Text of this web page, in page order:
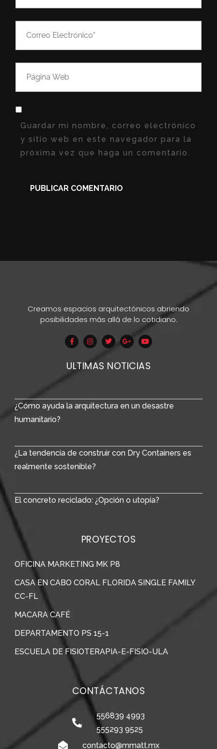
Guardar mi nombre, correo electrónico
y sitio web en este navegador para la
próxima vez que haga un comentario.
Creamos espacios arquitectónicos abriendo
posibilidades más allá de lo cotidiano.
ULTIMAS NOTICIAS
¿Cómo ayuda la arquitectura en un desastre
humanitario?
¿La tendencia de construir con Dry Containers es
realmente sostenible?
El concreto reciclado: ¿Opción o utopía?
PROYECTOS
OFICINA MARKETING MK P8
CASA EN CABO CORAL FLORIDA SINGLE FAMILY
CC-FL
MACARA CAFÉ
DEPARTAMENTO PS 15-1
ESCUELA DE FISIOTERAPIA-E-FISIO-ULA
CONTÁCTANOS
556839 4993
555293 9525
contacto@mmatt.mx